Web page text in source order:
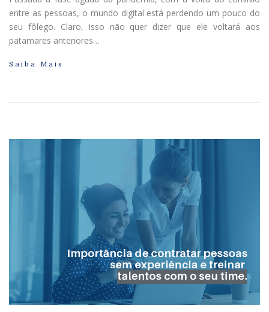
entre as pessoas, o mundo digital está perdendo um pouco do
seu fôlego. Claro, isso não quer dizer que ele voltará aos
patamares anteriores…
Saiba Mais